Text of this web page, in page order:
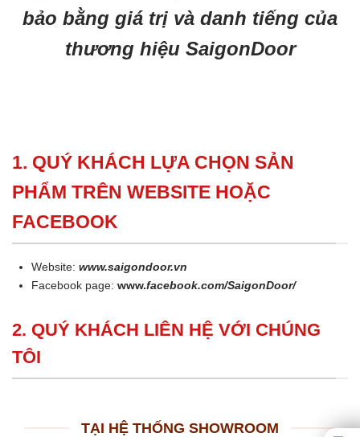
bảo bằng giá trị và danh tiếng của
thương hiệu SaigonDoor
1. QUÝ KHÁCH LỰA CHỌN SẢN
PHẨM TRÊN WEBSITE HOẶC
FACEBOOK
Website:www.saigondoor.vn
Facebook page:www.facebook.com/SaigonDoor/
2. QUÝ KHÁCH LIÊN HỆ VỚI CHÚNG
TÔI
TẠI HỆ THỐNG SHOWROOM